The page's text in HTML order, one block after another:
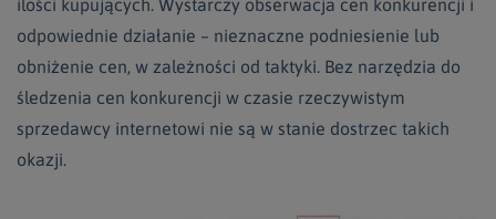
ilości kupujących. Wystarczy obserwacja cen konkurencji i
odpowiednie działanie – nieznaczne podniesienie lub
obniżenie cen, w zależności od taktyki. Bez narzędzia do
śledzenia cen konkurencji w czasie rzeczywistym
sprzedawcy internetowi nie są w stanie dostrzec takich
okazji.